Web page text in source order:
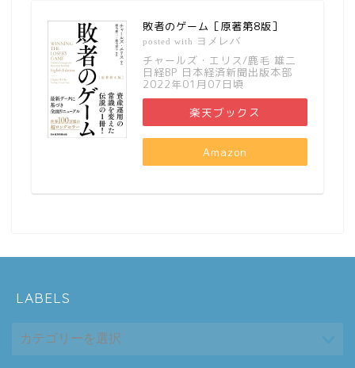
敗者のゲーム［原著第8版］
posted with ヨメレバ
チャールズ・エリス/鹿毛 雄二
日経BP 日本経済新聞出版本部
2022年01月07日頃
楽天ブックス
Amazon
LABELS